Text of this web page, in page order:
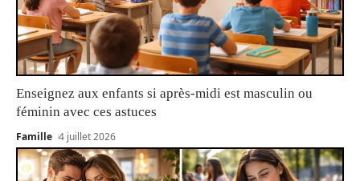
Enseignez aux enfants si après-midi est masculin ou
féminin avec ces astuces
Famille 4 juillet 2026